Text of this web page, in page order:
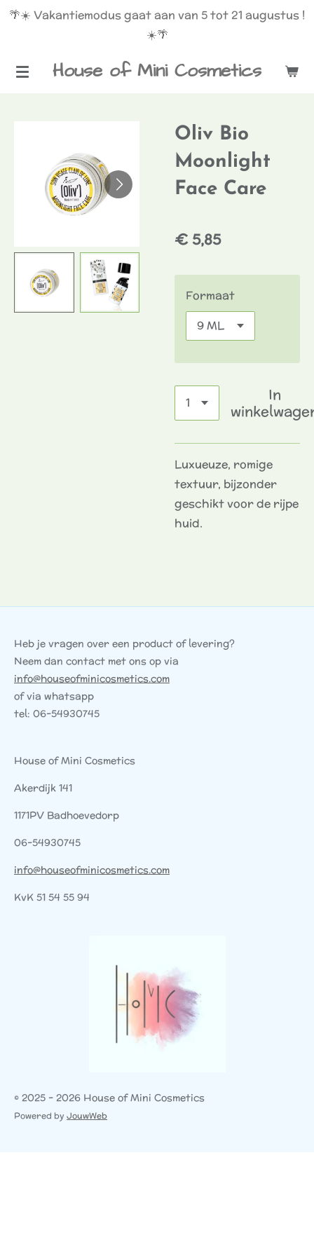
Ga
de
House of Mini Cosmetics
🌴☀️ Vakantiemodus gaat aan van 5 tot 21 augustus !
☀️🌴
Oliv Bio
Moonlight
Face Care
€ 5,85
Formaat
In
Luxueuze, romige
textuur, bijzonder
geschikt voor de rijpe
huid.
Heb je vragen over een product of levering?
Neem dan contact met ons op via
info@houseofminicosmetics.com
of via whatsapp
tel: 06-54930745
House of Mini Cosmetics
Akerdijk 141
1171PV Badhoevedorp
06-54930745
info@houseofminicosmetics.com
KvK 51 54 55 94
© 2025 - 2026 House of Mini Cosmetics
Powered by JouwWeb